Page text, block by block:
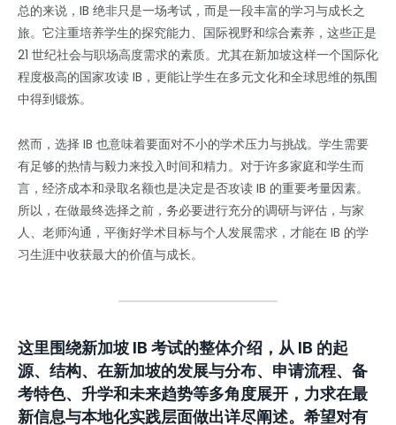
总的来说，IB 绝非只是一场考试，而是一段丰富的学习与成长之
旅。它注重培养学生的探究能力、国际视野和综合素养，这些正是
21 世纪社会与职场高度需求的素质。尤其在新加坡这样一个国际化
程度极高的国家攻读 IB，更能让学生在多元文化和全球思维的氛围
中得到锻炼。
然而，选择 IB 也意味着要面对不小的学术压力与挑战。学生需要
有足够的热情与毅力来投入时间和精力。对于许多家庭和学生而
言，经济成本和录取名额也是决定是否攻读 IB 的重要考量因素。
所以，在做最终选择之前，务必要进行充分的调研与评估，与家
人、老师沟通，平衡好学术目标与个人发展需求，才能在 IB 的学
习生涯中收获最大的价值与成长。
这里围绕新加坡 IB 考试的整体介绍，从 IB 的起
源、结构、在新加坡的发展与分布、申请流程、备
考特色、升学和未来趋势等多角度展开，力求在最
新信息与本地化实践层面做出详尽阐述。希望对有